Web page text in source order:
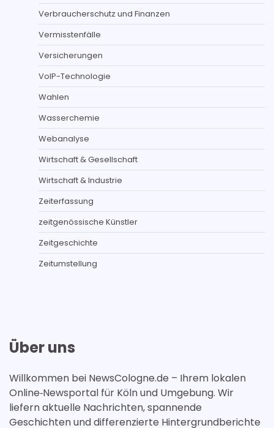
Verbraucherschutz und Finanzen
Vermisstenfälle
Versicherungen
VoIP-Technologie
Wahlen
Wasserchemie
Webanalyse
Wirtschaft & Gesellschaft
Wirtschaft & Industrie
Zeiterfassung
zeitgenössische Künstler
Zeitgeschichte
Zeitumstellung
Über uns
Willkommen bei NewsCologne.de – Ihrem lokalen
Online‑Newsportal für Köln und Umgebung. Wir
liefern aktuelle Nachrichten, spannende
Geschichten und differenzierte Hintergrundberichte